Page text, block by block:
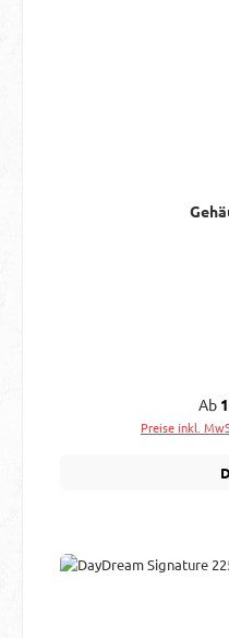
Ab
Preise inkl.